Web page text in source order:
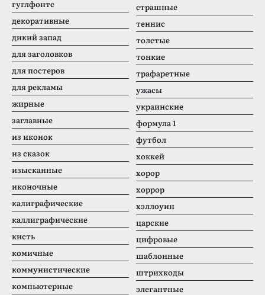
гуглфонтс
декоративные
дикий запад
для заголовков
для постеров
для рекламы
жирные
заглавные
из иконок
из сказок
изысканные
иконочные
калиграфические
каллиграфические
кисть
комичные
коммунистические
компьютерные
страшные
теннис
толстые
тонкие
трафаретные
ужасы
украинские
формула 1
футбол
хоккей
хорор
хоррор
хэллоуин
царские
цифровые
шаблонные
штрихкоды
элегантные